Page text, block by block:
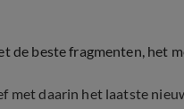
de beste fragmenten, het
met daarin het laatste